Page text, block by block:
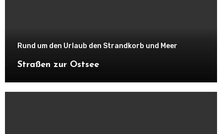
Rund um den Urlaub den Strandkorb und Meer
Straßen zur Ostsee